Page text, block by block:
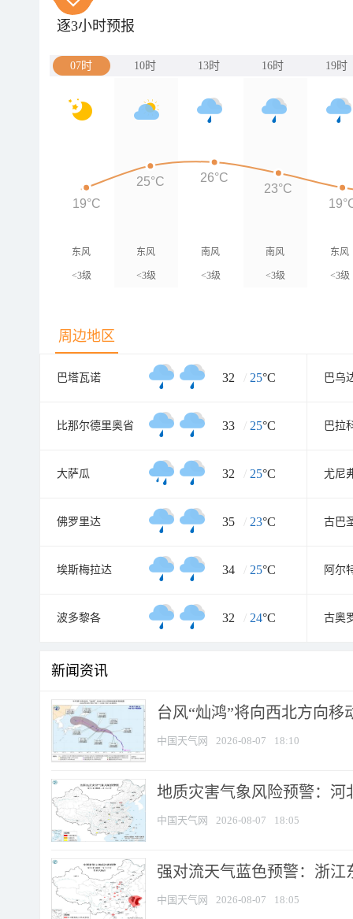
逐3小时预报
07时 10时 13时 16时 19时
东风
<3级
东风
<3级
南风
<3级
南风
<3级
东风
<3级
19°C
25°C 26°C
23°C
周边地区
巴塔瓦诺 32 / 25°C 巴乌
比那尔德里奥省 33 / 25°C 巴拉
大萨瓜 32 / 25°C 尤尼
佛罗里达 35 / 23°C 古巴
埃斯梅拉达 34 / 25°C 阿尔
波多黎各 32 / 24°C 古奥
新闻资讯
台风“灿鸿”将向西北方向移
中国天气网 2026-08-07 18:10
地质灾害气象风险预警：河
中国天气网 2026-08-07 18:05
强对流天气蓝色预警：浙江
中国天气网 2026-08-07 18:05